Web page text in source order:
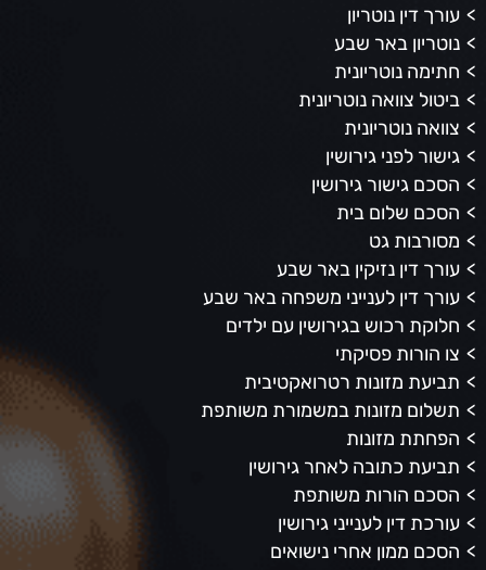
עורך דין נוטריון
נוטריון באר שבע
חתימה נוטריונית
ביטול צוואה נוטריונית
צוואה נוטריונית
גישור לפני גירושין
הסכם גישור גירושין
הסכם שלום בית
מסורבות גט
עורך דין נזיקין באר שבע
עורך דין לענייני משפחה באר שבע
חלוקת רכוש בגירושין עם ילדים
צו הורות פסיקתי
תביעת מזונות רטרואקטיבית
תשלום מזונות במשמורת משותפת
הפחתת מזונות
תביעת כתובה לאחר גירושין
הסכם הורות משותפת
עורכת דין לענייני גירושין
הסכם ממון אחרי נישואים